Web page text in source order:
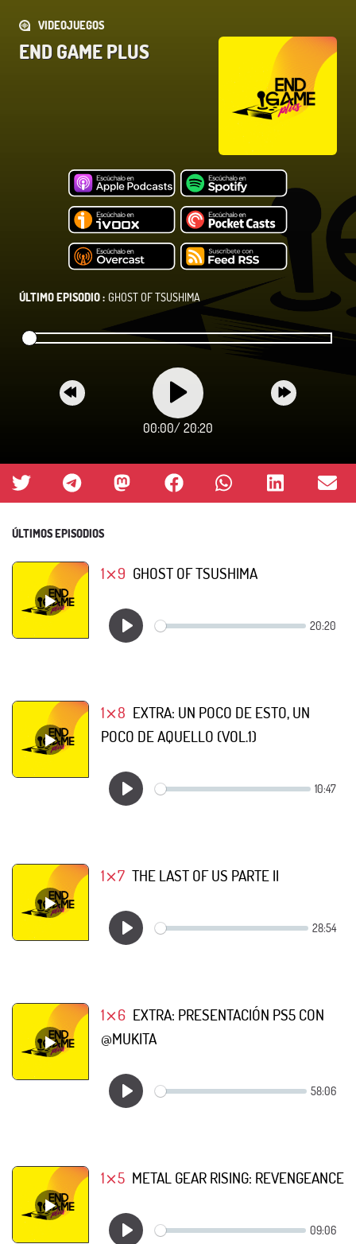
VIDEOJUEGOS
END GAME PLUS
ÚLTIMO EPISODIO : GHOST OF TSUSHIMA
00:00/ 20:20
ÚLTIMOS EPISODIOS
1⨯9 GHOST OF TSUSHIMA
1⨯8 EXTRA: UN POCO DE ESTO, UN
POCO DE AQUELLO (VOL.1)
1⨯7 THE LAST OF US PARTE II
1⨯6 EXTRA: PRESENTACIÓN PS5 CON
@MUKITA
1⨯5 METAL GEAR RISING: REVENGEANCE